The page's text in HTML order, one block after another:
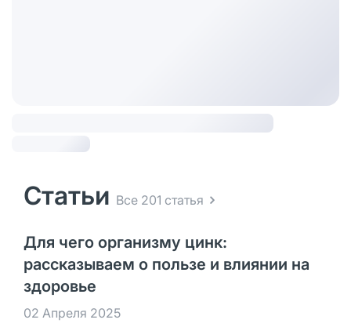
Статьи Все 201 статья
Для чего организму цинк:
рассказываем о пользе и влиянии на
здоровье
02 Апреля 2025